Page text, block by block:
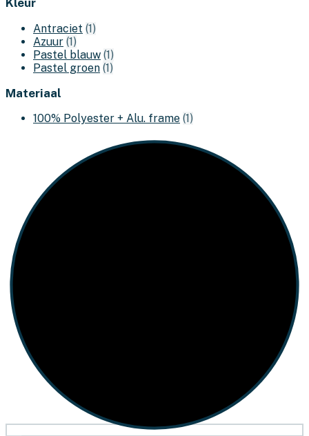
Kleur
Antraciet (1)
Azuur (1)
Pastel blauw (1)
Pastel groen (1)
Materiaal
100% Polyester + Alu. frame (1)